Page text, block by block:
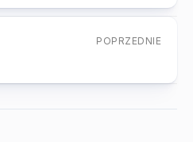
POPRZEDNIE